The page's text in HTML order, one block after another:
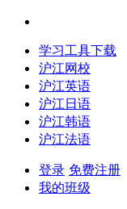
学习工具下载
沪江网校
沪江英语
沪江日语
沪江韩语
沪江法语
登录 免费注册
我的班级